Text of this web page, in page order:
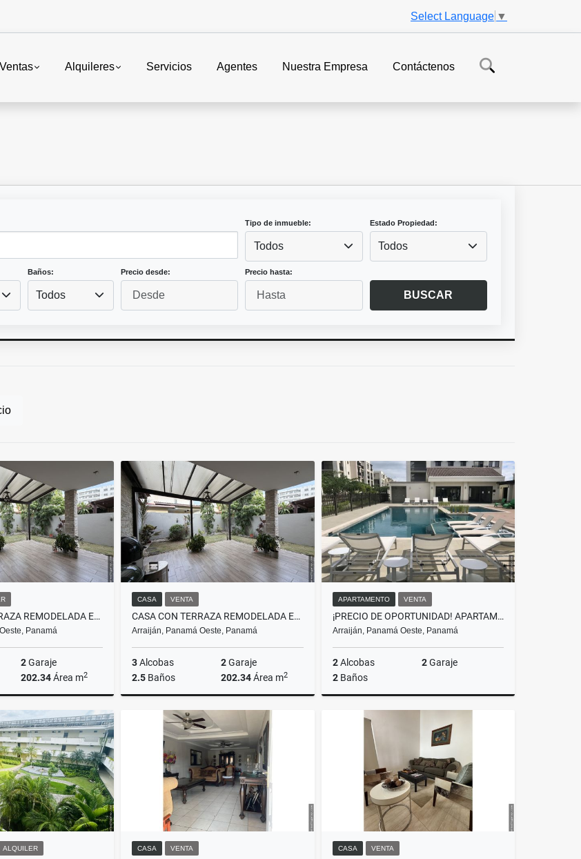
Select Language ▼
Ventas Alquileres Servicios Agentes Nuestra Empresa Contáctenos
Tipo de inmueble:
Todos
Estado Propiedad:
Todos
Baños:
Todos
Precio desde: Precio hasta:
BUSCAR
CASA CON TERRAZA REMODELADA EN WOODLANDS, PANAMA PACIFICO
Panamá
2Garaje
202.34Área m2
Alquiler
US$1,700
CASA VENTA
CASA CON TERRAZA REMODELADA EN WOODLANDS, PANAMA PACIFICO
Arraiján, Panamá Oeste, Panamá
3Alcobas 2Garaje
2.5 Baños 202.34Área m2
US$310,000
APARTAMENTO VENTA
¡PRECIO DE OPORTUNIDAD! APARTAMENTO EN RIVER VALLEY, PANAMÁ PACÍFICO
Arraiján, Panamá Oeste, Panamá
2Alcobas 2Garaje
2Baños
ALQUILER CASA VENTA CASA VENTA